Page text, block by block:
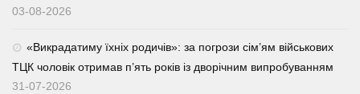
03-08-2026
«Викрадатиму їхніх родичів»: за погрози сім’ям військових
ТЦК чоловік отримав п’ять років із дворічним випробуванням
31-07-2026